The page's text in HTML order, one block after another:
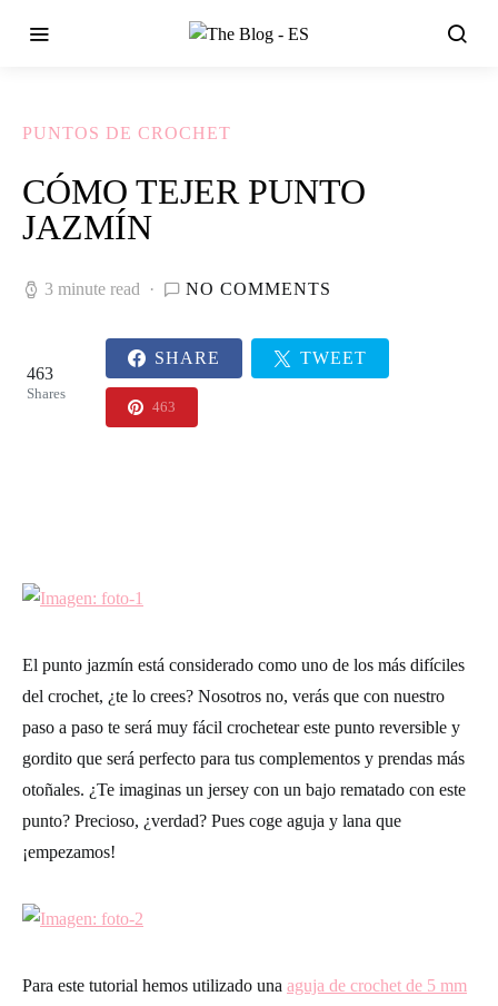
PUNTOS DE CROCHET
CÓMO TEJER PUNTO
JAZMÍN
3 minute read NO COMMENTS
463
Shares
SHARE TWEET
463
El punto jazmín está considerado como uno de los más difíciles
del crochet, ¿te lo crees? Nosotros no, verás que con nuestro
paso a paso te será muy fácil crochetear este punto reversible y
gordito que será perfecto para tus complementos y prendas más
otoñales. ¿Te imaginas un jersey con un bajo rematado con este
punto? Precioso, ¿verdad? Pues coge aguja y lana que
¡empezamos!
Para este tutorial hemos utilizado una aguja de crochet de 5 mm